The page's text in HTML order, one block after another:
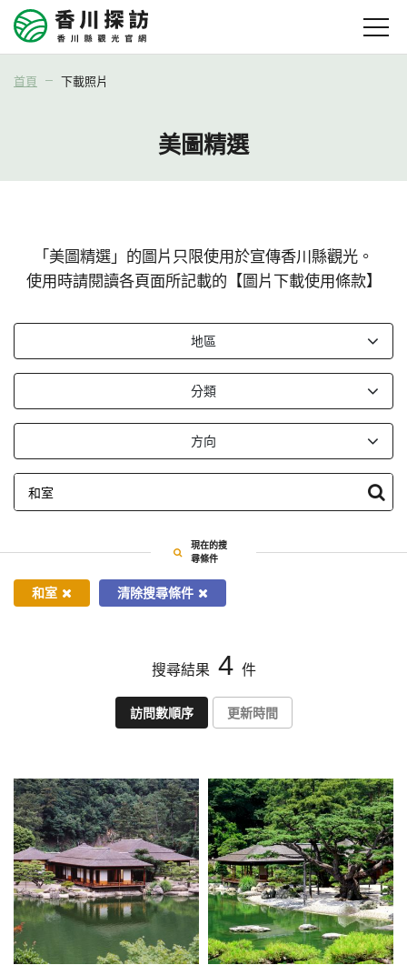
首頁 下載照片
美圖精選
「美圖精選」的圖片只限使用於宣傳香川縣觀光。
使用時請閱讀各頁面所記載的【圖片下載使用條款】
地區
分類
方向
依
定
件
尋
現在的搜
尋條件
和室 清除搜尋條件
搜尋結果 4 件
訪問數順序 更新時間